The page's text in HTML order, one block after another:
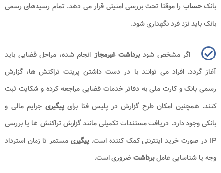
بانکحساب را موقتا تحت بررسی امنیتی قرار می دهد. تمام رسیدهای رسمی
بانک باید نزد فرد نگهداری شود.
اگر مشخص شودبرداشت غیرمجاز انجام شده، مراحل قضایی باید
آغاز گردد. افراد می توانند با در دست داشتن پرینت تراکنش ها، گزارش
رسمی بانک و کارت ملی به دفاتر خدمات قضایی مراجعه کرده و شکایت ثبت
کنند. همچنین امکان طرح گزارش در پلیس فتا برایپیگیری جرایم مالی و
بانکی وجود دارد. دریافت مستندات تکمیلی مانند گزارش تراکنش ها یا بررسی
IP در صورت خرید اینترنتی کمک کننده است.
پیگیری مستمر تا زمان استرداد
وجه یا شناسایی عاملبرداشت ضروری است.